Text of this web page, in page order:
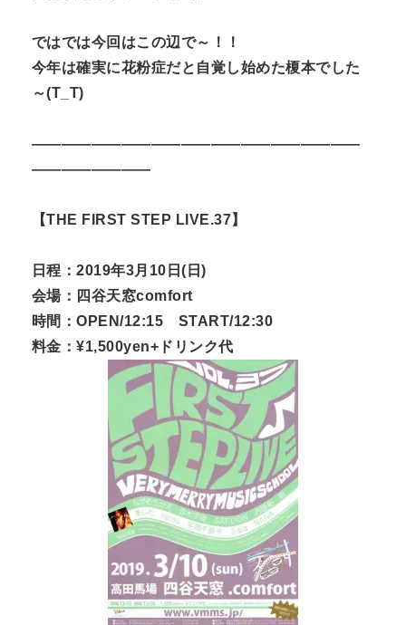
ではでは今回はこの辺で～！！
今年は確実に花粉症だと自覚し始めた榎本でした
～(T_T)
——————————————————————
————————
【THE FIRST STEP LIVE.37】
日程：2019年3月10日(日)
会場：四谷天窓comfort
時間：OPEN/12:15 START/12:30
料金：¥1,500yen+ドリンク代